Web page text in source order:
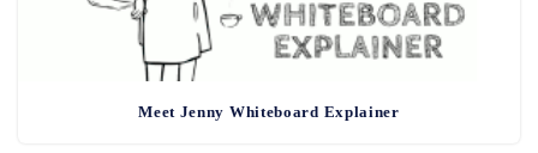
Meet Jenny Whiteboard Explainer